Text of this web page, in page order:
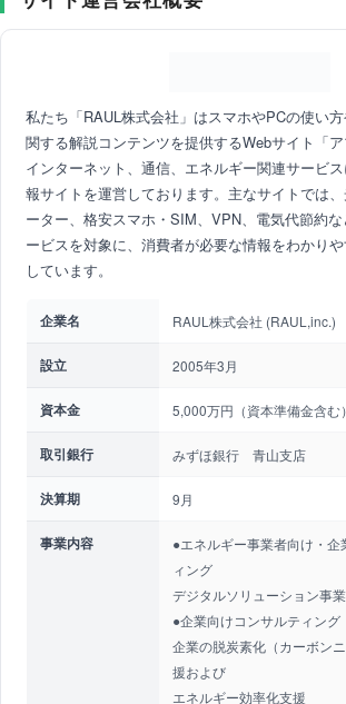
私たち「RAUL株式会社」はスマホやPCの使い
関する解説コンテンツを提供するWebサイト「ア
インターネット、通信、エネルギー関連サービ
報サイトを運営しております。主なサイトでは
ーター、格安スマホ・SIM、VPN、電気代節約
ービスを対象に、消費者が必要な情報をわかり
しています。
企業名 RAUL株式会社 (RAUL,inc.)
設立 2005年3月
資本金 5,000万円（資本準備金含む）
取引銀行 みずほ銀行 青山支店
決算期 9月
事業内容
●エネルギー事業者向け・企
ィング
デジタルソリューション事業
●企業向けコンサルティング
企業の脱炭素化（カーボン
援および
エネルギー効率化支援